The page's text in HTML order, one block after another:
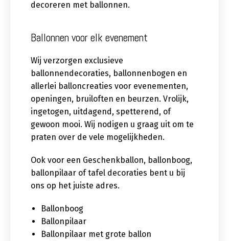
decoreren met ballonnen.
Ballonnen voor elk evenement
Wij verzorgen exclusieve
ballonnendecoraties, ballonnenbogen en
allerlei balloncreaties voor evenementen,
openingen, bruiloften en beurzen. Vrolijk,
ingetogen, uitdagend, spetterend, of
gewoon mooi. Wij nodigen u graag uit om te
praten over de vele mogelijkheden.
Ook voor een Geschenkballon, ballonboog,
ballonpilaar of tafel decoraties bent u bij
ons op het juiste adres.
Ballonboog
Ballonpilaar
Ballonpilaar met grote ballon